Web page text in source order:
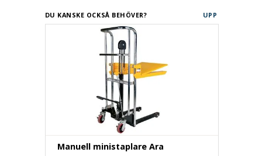
DU KANSKE OCKSÅ BEHÖVER? UPP
Manuell ministaplare Ara